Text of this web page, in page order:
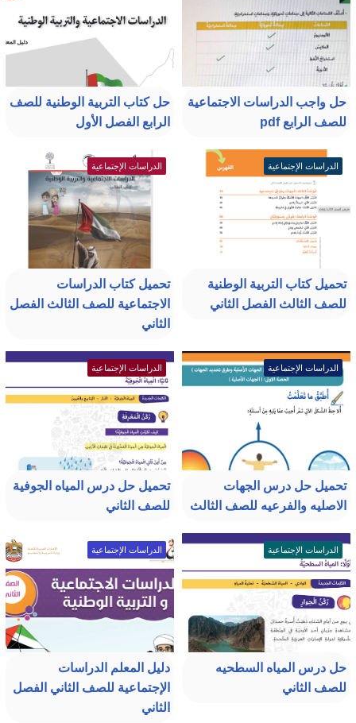
حل واجب الدراسات الاجتماعية
للصف الرابع pdf
حل كتاب التربية الوطنية للصف
الرابع الفصل الأول
الدراسات الإجتماعية
تحميل كتاب التربية الوطنية
للصف الثالث الفصل الثاني
الدراسات الإجتماعية
تحميل كتاب الدراسات
الاجتماعية للصف الثالث الفصل
الثاني
الدراسات الإجتماعية
تحميل حل درس الجهات
الاصليه والفرعيه للصف الثالث
الدراسات الإجتماعية
تحميل حل درس المياه الجوفية
للصف الثاني
الدراسات الإجتماعية
حل درس المياه السطحيه
للصف الثاني
الدراسات الإجتماعية
دليل المعلم الدراسات
الإجتماعية للصف الثاني الفصل
الثاني